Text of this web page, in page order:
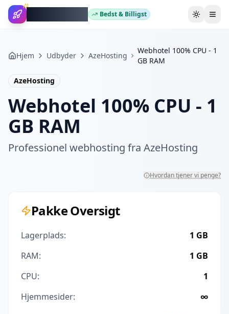
Bedst & Billigst Skift
Hjem Udbyder AzeHosting
Webhotel 100% CPU - 1
GB RAM
AzeHosting
Webhotel 100% CPU - 1
GB RAM
Professionel webhosting fra AzeHosting
Hvordan tjener vi penge?
Pakke Oversigt
Lagerplads:
1 GB
RAM:
1 GB
CPU:
1
Hjemmesider:
∞